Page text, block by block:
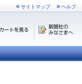
サイトマップ ヘルプ